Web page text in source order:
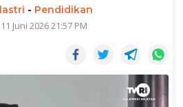
- Pendidikan
Juni 2026 21:57 PM